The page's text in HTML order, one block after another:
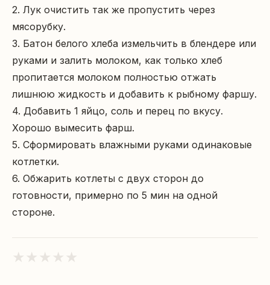
2. Лук очистить так же пропустить через
мясорубку.
3. Батон белого хлеба измельчить в блендере или
руками и залить молоком, как только хлеб
пропитается молоком полностью отжать
лишнюю жидкость и добавить к рыбному фаршу.
4. Добавить 1 яйцо, соль и перец по вкусу.
Хорошо вымесить фарш.
5. Сформировать влажными руками одинаковые
котлетки.
6. Обжарить котлеты с двух сторон до
готовности, примерно по 5 мин на одной
стороне.
★ ★ ★ ★ ★